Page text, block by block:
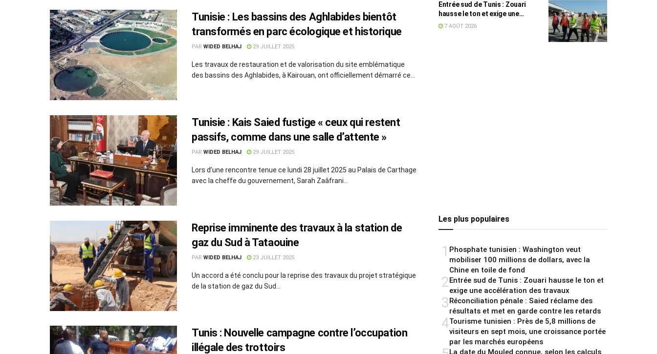
Tunisie : Les bassins des Aghlabides bientôt
transformés en parc écologique et historique
PAR WIDED BELHAJ 29 JUILLET 2025
Les travaux de restauration et de valorisation du site emblématique
des bassins des Aghlabides, à Kairouan, ont officiellement démarré ce...
Tunisie : Kais Saied fustige « ceux qui restent
passifs, comme dans une salle d’attente »
PAR WIDED BELHAJ 29 JUILLET 2025
Lors d’une rencontre tenue ce lundi 28 juillet 2025 au Palais de Carthage
avec la cheffe du gouvernement, Sarah Zaâfrani...
Reprise imminente des travaux à la station de
gaz du Sud à Tataouine
PAR WIDED BELHAJ 23 JUILLET 2025
Un accord a été conclu pour la reprise des travaux du projet stratégique
de la station de gaz du Sud...
Tunis : Nouvelle campagne contre l’occupation
illégale des trottoirs
Entrée sud de Tunis : Zouari
hausse le ton et exige une
accélération des travaux
7 AOÛT 2026
Les plus populaires
1 Phosphate tunisien : Washington veut
mobiliser 100 millions de dollars, avec la
Chine en toile de fond
2Entrée sud de Tunis : Zouari hausse le ton et
exige une accélération des travaux
3Réconciliation pénale : Saied réclame des
résultats et met en garde contre les retards
4Tourisme tunisien : Près de 5,8 millions de
visiteurs en sept mois, une croissance portée
par les marchés européens
La date du Mouled connue, selon les calculs